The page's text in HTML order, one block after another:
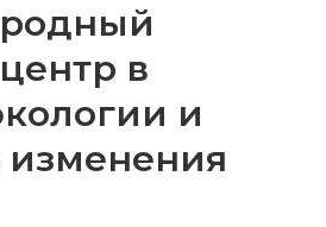
в
и
изменения